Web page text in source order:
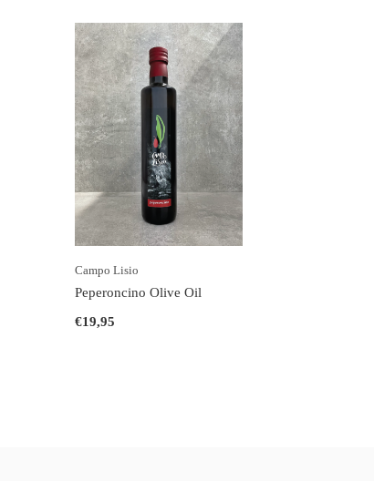
Campo Lisio
Peperoncino Olive Oil
€19,95